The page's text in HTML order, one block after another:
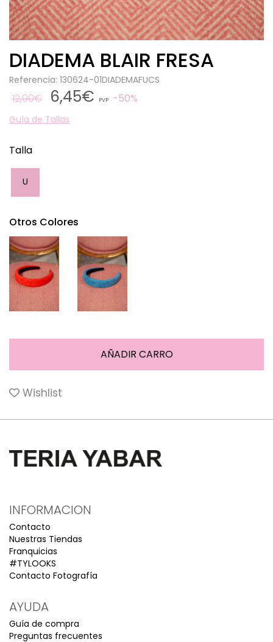
DIADEMA BLAIR FRESA
Referencia: 130624-01DIADEMAFUCS
12,90€ 6,45€ PVP 50%
Guía de Tallas
Talla
U
Otros Colores
Wishlist
INFORMACION
Contacto
Nuestras Tiendas
Franquicias
#TYLOOKS
Contacto Fotografía
AYUDA
Guía de compra
Preguntas frecuentes